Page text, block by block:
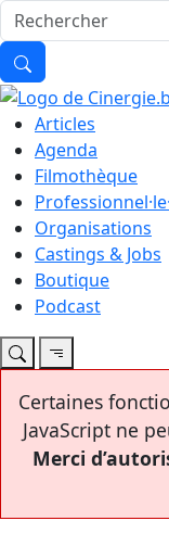
Articles
Agenda
Filmothèque
Organisations
Castings & Jobs
Boutique
Podcast
Certaines
JavaScript ne
Merci